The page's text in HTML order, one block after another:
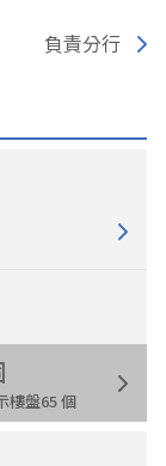
負責分行
樓盤65個